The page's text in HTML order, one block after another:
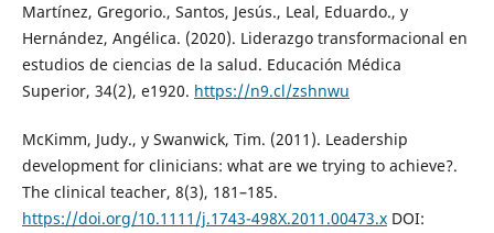
Martínez, Gregorio., Santos, Jesús., Leal, Eduardo., y
Hernández, Angélica. (2020). Liderazgo transformacional en
estudios de ciencias de la salud. Educación Médica
Superior, 34(2), e1920. https://n9.cl/zshnwu
McKimm, Judy., y Swanwick, Tim. (2011). Leadership
development for clinicians: what are we trying to achieve?.
The clinical teacher, 8(3), 181–185.
https://doi.org/10.1111/j.1743-498X.2011.00473.xDOI: